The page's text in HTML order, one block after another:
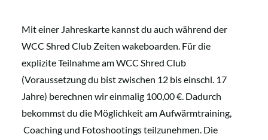
Mit einer Jahreskarte kannst du auch während der
WCC Shred Club Zeiten wakeboarden. Für die
explizite Teilnahme am WCC Shred Club
(Voraussetzung du bist zwischen 12 bis einschl. 17
Jahre) berechnen wir einmalig 100,00 €. Dadurch
bekommst du die Möglichkeit am Aufwärmtraining,
Coaching und Fotoshootings teilzunehmen. Die